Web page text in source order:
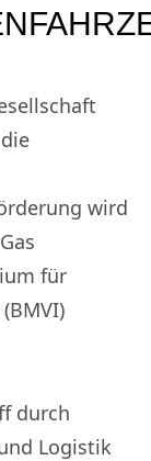
wird
für
durch
Logistik